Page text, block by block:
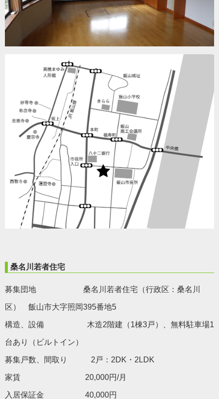
桑名川若者住宅
募集団地 桑名川若者住宅（行政区：桑名川
区） 飯山市大字照岡395番地5
構造、設備 木造2階建（1棟3戸）、無料駐車場1
台あり（ビルトイン）
募集戸数、間取り 2戸：2DK・2LDK
家賃 20,000円/月
入居保証金 40,000円